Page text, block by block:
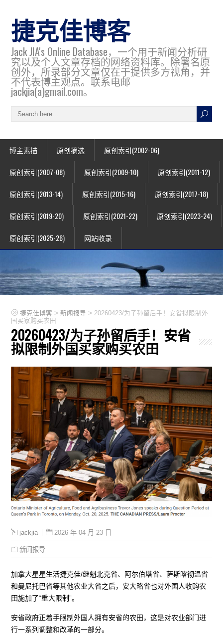
捷克佳博客
Jack JIA's Online Database，一个用于新闻分析研
究以及个人文章存档的网络资料库。除署名原
创外，所录部分文章仅在于提供多方视角，并
不代表博主观点。联系电邮
jackjia(a)gmail.com。
博主素描 原创摘选 原创索引(2002-06)
原创索引(2007-08) 原创索引(2009-10) 原创索引(2011-12)
原创索引(2013-14) 原创索引(2015-16) 原创索引(2017-18)
原创索引(2019-20) 原创索引(2021-22) 原创索引(2023-24)
原创索引(2025-26) 网站收录
捷克佳博客 >新闻报导 > 20260423/为子孙留后手！安省拟限制外
国买家购买农田
20260423/为子孙留后手！安省
拟限制外国买家购买农田
jackjia 2026 年 04 月 23 日
新闻报导
加拿大星星生活捷克佳/继魁北克省、阿尔伯塔省、萨斯喀彻温省
和曼尼托巴省等其他农业大省之后，安大略省也对外国人收购农
田施加了“重大限制”。
安省政府正着手限制外国人拥有安省的农田，这是对农业部门进
行一系列调整和改革的一部分。